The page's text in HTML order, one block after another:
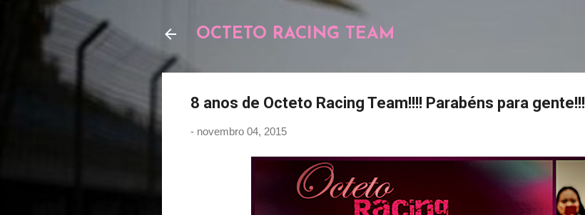
OCTETO RACING TEAM
8 anos de Octeto Racing Team!!!! Parabéns para gente!!!
- novembro 04, 2015